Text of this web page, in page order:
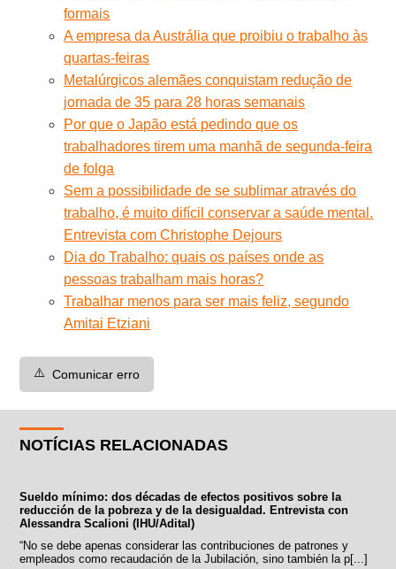
formais
A empresa da Austrália que proibiu o trabalho às
quartas-feiras
Metalúrgicos alemães conquistam redução de
jornada de 35 para 28 horas semanais
Por que o Japão está pedindo que os
trabalhadores tirem uma manhã de segunda-feira
de folga
Sem a possibilidade de se sublimar através do
trabalho, é muito difícil conservar a saúde mental.
Entrevista com Christophe Dejours
Dia do Trabalho: quais os países onde as
pessoas trabalham mais horas?
Trabalhar menos para ser mais feliz, segundo
Amitai Etziani
⚠️ Comunicar erro
NOTÍCIAS RELACIONADAS
Sueldo mínimo: dos décadas de efectos positivos sobre la
reducción de la pobreza y de la desigualdad. Entrevista con
Alessandra Scalioni (IHU/Adital)
“No se debe apenas considerar las contribuciones de patrones y
empleados como recaudación de la Jubilación, sino también la p[...]